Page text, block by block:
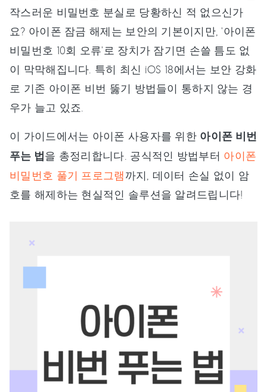
작스러운 비밀번호 분실로 당황하신 적 없으신가
요? 아이폰 잠금 해제는 보안의 기본이지만, '아이폰
비밀번호 10회 오류'로 장치가 잠기면 손쓸 틈도 없
이 막막해집니다. 특히 최신 iOS 18에서는 보안 강화
로 기존 아이폰 비번 뚫기 방법들이 통하지 않는 경
우가 늘고 있죠.
이 가이드에서는 아이폰 사용자를 위한 아이폰 비번
푸는 법을 총정리합니다. 공식적인 방법부터 아이폰
비밀번호 풀기 프로그램까지, 데이터 손실 없이 암
호를 해제하는 현실적인 솔루션을 알려드립니다!